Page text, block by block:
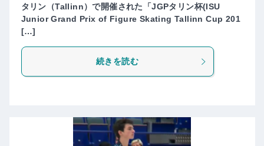
タリン（Tallinn）で開催された「JGPタリン杯(ISU
Junior Grand Prix of Figure Skating Tallinn Cup 201
[…]
続きを読む